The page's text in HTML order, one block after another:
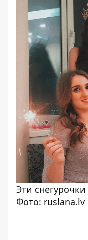
Эти
Фото: ruslana.lv